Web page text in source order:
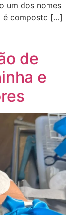
um dos nomes
é composto […]
de
e